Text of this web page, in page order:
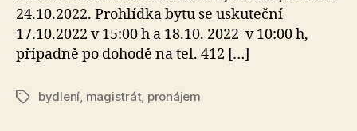
24.10.2022. Prohlídka bytu se uskuteční
17.10.2022 v 15:00 h a 18.10. 2022 v 10:00 h,
případně po dohodě na tel. 412 […]
Štítkybydlení magistrát, pronájem